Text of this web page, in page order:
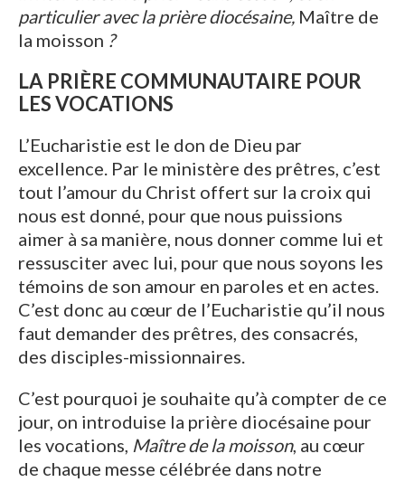
particulier avec la prière diocésaine, Maître de
la moisson ?
LA PRIÈRE COMMUNAUTAIRE POUR
LES VOCATIONS
L’Eucharistie est le don de Dieu par
excellence. Par le ministère des prêtres, c’est
tout l’amour du Christ offert sur la croix qui
nous est donné, pour que nous puissions
aimer à sa manière, nous donner comme lui et
ressusciter avec lui, pour que nous soyons les
témoins de son amour en paroles et en actes.
C’est donc au cœur de l’Eucharistie qu’il nous
faut demander des prêtres, des consacrés,
des disciples-missionnaires.
C’est pourquoi je souhaite qu’à compter de ce
jour, on introduise la prière diocésaine pour
les vocations, Maître de la moisson, au cœur
de chaque messe célébrée dans notre